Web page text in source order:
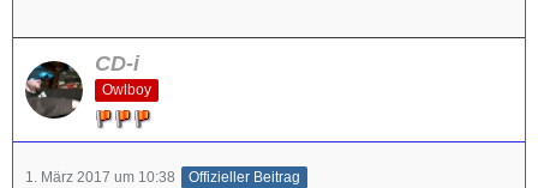
CD-i
Owlboy
1. März 2017 um 10:38 Offizieller Beitrag